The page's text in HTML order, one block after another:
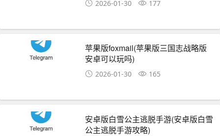
2026-01-30 177
苹果版foxmail(苹果版三国志战略版
安卓可以玩吗)
2026-01-30 165
安卓版白雪公主逃脱手游(安卓版白雪
公主逃脱手游攻略)